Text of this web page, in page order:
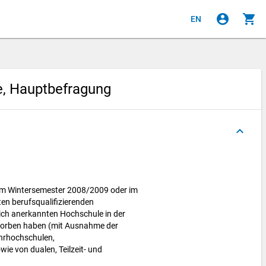
EN account_circle shopping_cart
Hauptbefragung
keyboard_arrow_up
Wintersemester 2008/2009 oder im
berufsqualifizierenden
anerkannten Hochschule in der
haben (mit Ausnahme der
von dualen, Teilzeit- und